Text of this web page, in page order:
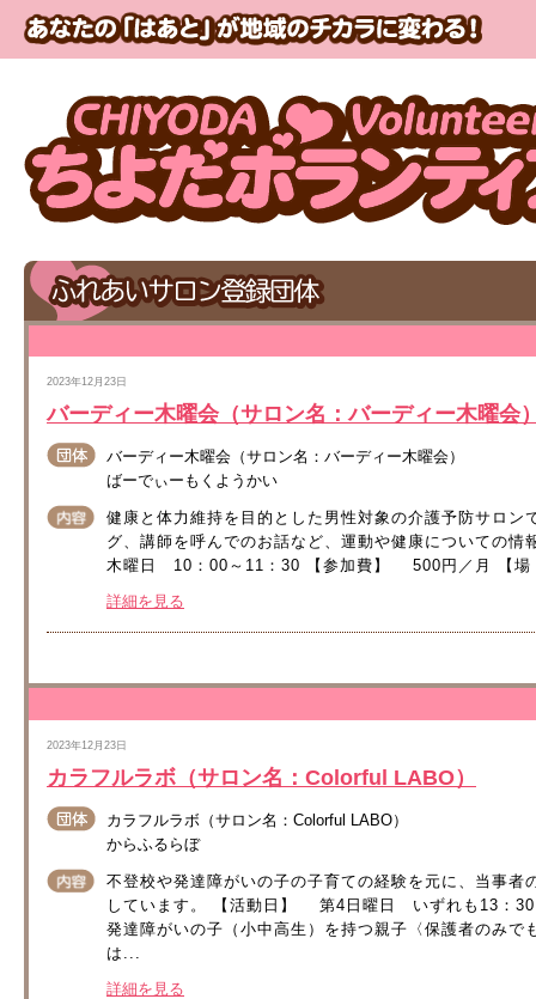
2023年12月23日
バーディー木曜会（サロン名：バーディー木曜会
バーディー木曜会（サロン名：バーディー木曜会）
ばーでぃーもくようかい
健康と体力維持を目的とした男性対象の介護予防サロ
グ、講師を呼んでのお話など、運動や健康について
木曜日 10：00～11：30 【参加費】 500円／月 【
詳細を見る
2023年12月23日
カラフルラボ（サロン名：Colorful LABO）
カラフルラボ（サロン名：Colorful LABO）
からふるらぼ
不登校や発達障がいの子の子育ての経験を元に、当事
しています。 【活動日】 第4日曜日 いずれも13：
発達障がいの子（小中高生）を持つ親子〈保護者のみ
は...
詳細を見る